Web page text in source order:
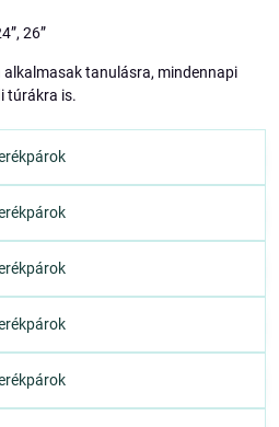
26”
tanulásra, mindennapi
túrákra is.